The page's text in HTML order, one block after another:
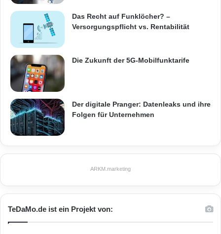
Das Recht auf Funklöcher? –
Versorgungspflicht vs. Rentabilität
Die Zukunft der 5G-Mobilfunktarife
Der digitale Pranger: Datenleaks und ihre
Folgen für Unternehmen
ARKM.marketing
TeDaMo.de ist ein Projekt von: